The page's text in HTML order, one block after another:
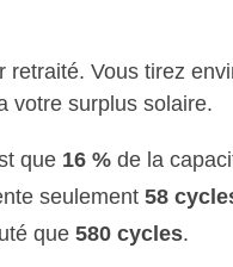
retraité. Vous tirez
votre surplus solaire.
que 16 % de la
seulement 58
que 580 cycles.